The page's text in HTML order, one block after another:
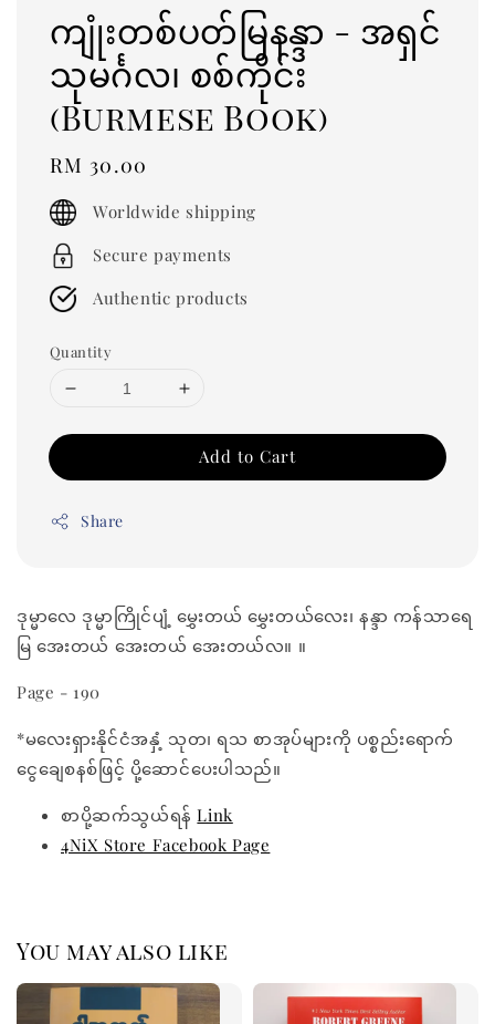
ကျုံးတစ်ပတ်မြနန္ဒာ - အရှင်
သုမင်္ဂလ၊ စစ်ကိုင်း
(Burmese Book)
Regular
price
RM 30.00
Worldwide shipping
Secure payments
Authentic products
Quantity
Add to Cart
Share
ဒုမ္မာလေ ဒုမ္မာကြိုင်ပျံ့ မွှေးတယ် မွှေးတယ်လေး၊ နန္ဒာ ကန်သာရေ
မြ အေးတယ် အေးတယ် အေးတယ်လ။ ။
Page - 190
*မလေးရှားနိုင်ငံအနှံ့ သုတ၊ ရသ စာအုပ်များကို ပစ္စည်းရောက်
ငွေချေစနစ်ဖြင့် ပို့ဆောင်ပေးပါသည်။
စာပို့ဆက်သွယ်ရန်Link
4NiX Store Facebook Page
You may also like